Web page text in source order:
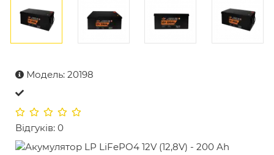
Модель: 20198
Відгуків: 0